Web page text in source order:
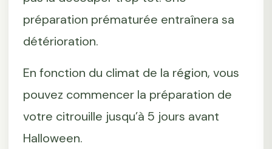
préparation prématurée entraînera sa
détérioration.
En fonction du climat de la région, vous
pouvez commencer la préparation de
votre citrouille jusqu’à 5 jours avant
Halloween.